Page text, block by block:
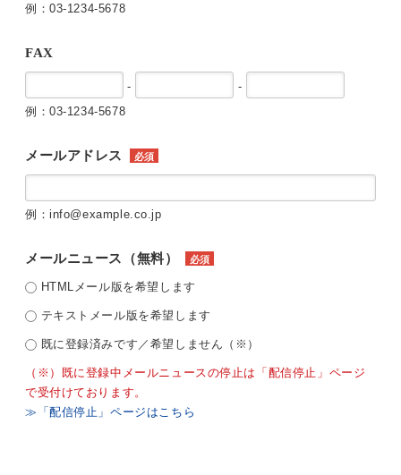
例：03-1234-5678
FAX
-
-
例：03-1234-5678
メールアドレス 必須
例：info@example.co.jp
メールニュース（無料） 必須
HTMLメール版を希望します
テキストメール版を希望します
既に登録済みです／希望しません（※）
（※）既に登録中メールニュースの停止は「配信停止」ページ
で受付けております。
≫「配信停止」ページはこちら